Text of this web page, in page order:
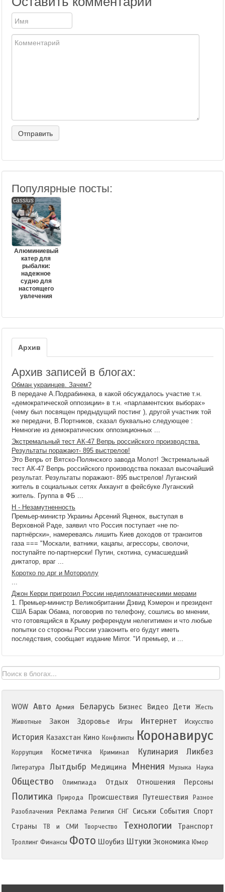
Популярные посты:
cassius
Алюминиевый
катер для
рыбалки:
надежное
судно для
настоящего
увлечения
Архив
Архив записей в блогах:
Обман украинцев. Зачем?
В передаче А.Подрабинека, в какой обсуждалось участие т.н.
«демократической оппозиции» в т.н. «парламентских выборах»
(чему был посвящен предыдущий постинг ), другой участник той
же передачи, В.Портников, сказал буквально следующее :
Немногие из демократических оппозиционных ...
Экстремальный тест АК-47 Вепрь российского производства.
Результаты поражают- 895 выстрелов!
Это Вепрь от Вятско-Полянского завода Молот! Экстремальный
тест АК-47 Вепрь российского производства показал высочайший
результат. Результаты поражают- 895 выстрелов! Луганский
житель в социальных сетях Аккаунт в фейсбуке Луганский
житель. Группа в ФБ ...
Н - Незамутненность
Премьер-министр Украины Арсений Яценюк, выступая в
Верховной Раде, заявил что Россия поступает «не по-
партнёрски», намереваясь лишить Киев доходов от транзитов
газа === "Москали, ватники, кацапы, агрессоры, сволочи,
поступайте по-партнерски! Путин, скотина, сумасшедший
диктатор, враг ...
Коротко по дрг и Мотороллу
...
Джон Керри пригрозил России недипломатическими мерами
1. Премьер-министр Великобритании Дэвид Кэмерон и президент
США Барак Обама, поговорив по телефону, сошлись во мнении,
что готовящийся в Крыму референдум нелегитимен и что любые
попытки со стороны России узаконить его будут иметь
последствия, сообщает издание Mirror. "И премьер, и ...
WOW Авто Армия Беларусь Бизнес Видео Дети
Жесть
Животные
Закон Здоровье Игры Интернет Искусство
История Казахстан Кино Конфликты Коронавирус
Коррупция Косметичка Криминал Кулинария Ликбез
Литература Лытдыбр Медицина Мнения Музыка Наука
Общество Олимпиада Отдых Отношения Персоны
Политика Природа Происшествия Путешествия
Разное
Разоблачения
Реклама Религия СНГ Сиськи События Спорт
Страны
ТВ и СМИ Творчество Технологии Транспорт
Троллинг Финансы Фото Шоубиз Штуки Экономика Юмор